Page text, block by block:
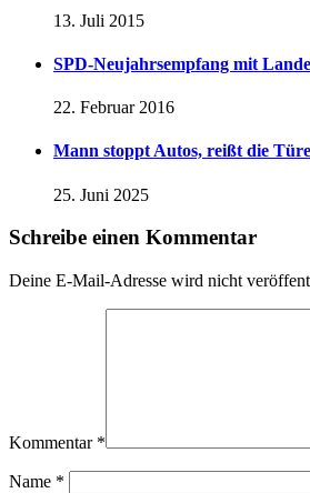
13. Juli 2015
SPD-Neujahrsempfang mit
22. Februar 2016
Mann stoppt Autos, reißt die
25. Juni 2025
Schreibe einen Kommentar
Deine E-Mail-Adresse wird nicht
Kommentar *
Name *